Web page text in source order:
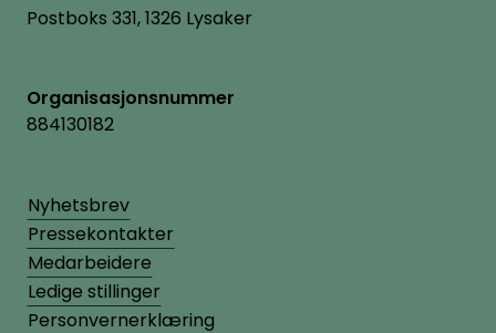
Postboks 331, 1326 Lysaker
Organisasjonsnummer
884130182
Nyhetsbrev
Pressekontakter
Medarbeidere
Ledige stillinger
Personvernerklæring